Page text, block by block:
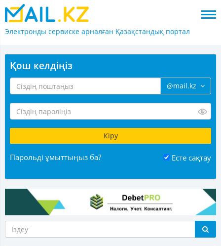
Электронды сервиске арналған Қазақстандық портал
Қош келдіңіз
@mail.kz
Парольді ұмыттыңыз ба? Есте сақтау